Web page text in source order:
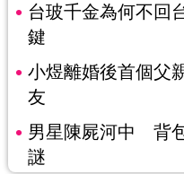
台玻千金為何不
鍵
小煜離婚後首個
友
男星陳屍河中 背
謎